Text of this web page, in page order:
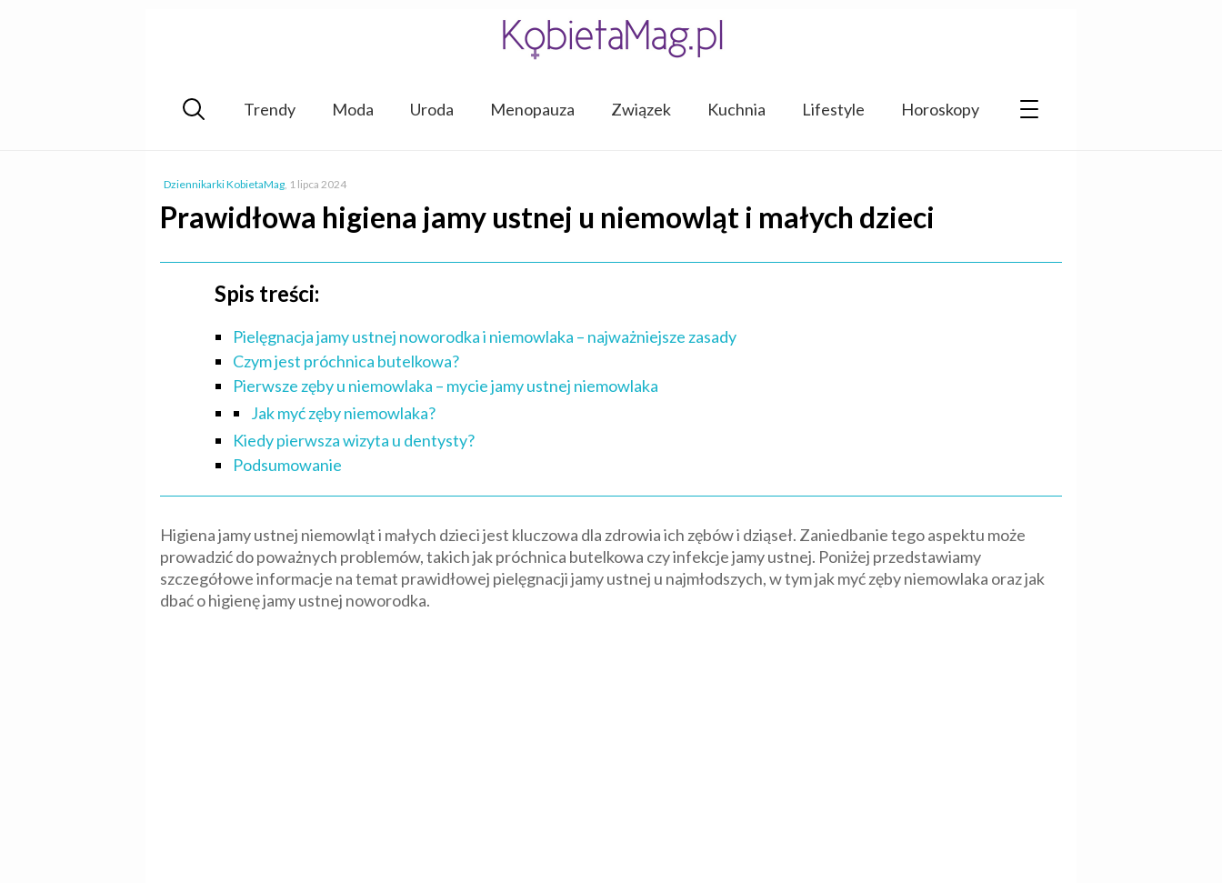
Trendy Moda Uroda Menopauza Związek Kuchnia Lifestyle Horoskopy
Dziennikarki KobietaMag, 1 lipca 2024
Prawidłowa higiena jamy ustnej u niemowląt i małych dzieci
Spis treści:
Pielęgnacja jamy ustnej noworodka i niemowlaka – najważniejsze zasady
Czym jest próchnica butelkowa?
Pierwsze zęby u niemowlaka – mycie jamy ustnej niemowlaka
Jak myć zęby niemowlaka?
Kiedy pierwsza wizyta u dentysty?
Podsumowanie
Higiena jamy ustnej niemowląt i małych dzieci jest kluczowa dla zdrowia ich zębów i dziąseł. Zaniedbanie tego aspektu może
prowadzić do poważnych problemów, takich jak próchnica butelkowa czy infekcje jamy ustnej. Poniżej przedstawiamy
szczegółowe informacje na temat prawidłowej pielęgnacji jamy ustnej u najmłodszych, w tym jak myć zęby niemowlaka oraz jak
dbać o higienę jamy ustnej noworodka.